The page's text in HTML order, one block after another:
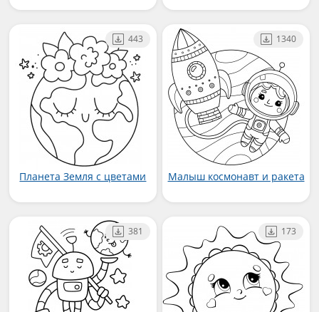
Планета Земля с цветами
443
Малыш космонавт и ракета
1340
381 173